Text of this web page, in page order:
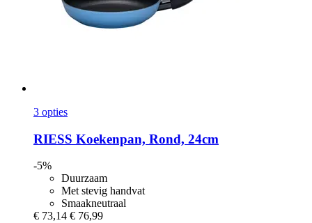
3 opties
RIESS Koekenpan, Rond, 24cm
-5%
Duurzaam
Met stevig handvat
Smaakneutraal
€ 73,14 € 76,99